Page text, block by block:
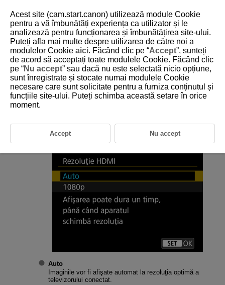
D185-216
Rezoluţie HDMI
Setaţi rezoluţia pentru imaginea transmisă când aparatul este conectat
la un televizor sau un dispozitiv de înregistrare extern prin intermediul
unui cablu HDMI.
Selectaţi [
).
Selectaţi o opţiune.
Auto
Imaginile vor fi afişate automat la rezoluţia optimă a
televizorului conectat.
Acest site (cam.start.canon) utilizează module Cookie
pentru a vă îmbunătăți experiența ca utilizator și le
analizează pentru funcționarea și îmbunătățirea site-ului.
Puteți afla mai multe despre utilizarea de către noi a
modulelor Cookie aici. Făcând clic pe “Accept”, sunteți
de acord să acceptați toate modulele Cookie. Făcând clic
pe “Nu accept” sau dacă nu este selectată nicio opțiune,
sunt înregistrate și stocate numai modulele Cookie
necesare care sunt solicitate pentru a furniza conținutul și
funcțiile site-ului. Puteți schimba această setare în orice
moment.
Accept Nu accept